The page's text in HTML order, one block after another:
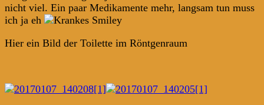
nicht viel. Ein paar Medikamente mehr, langsam tun muss
ich ja eh
Hier ein Bild der Toilette im Röntgenraum